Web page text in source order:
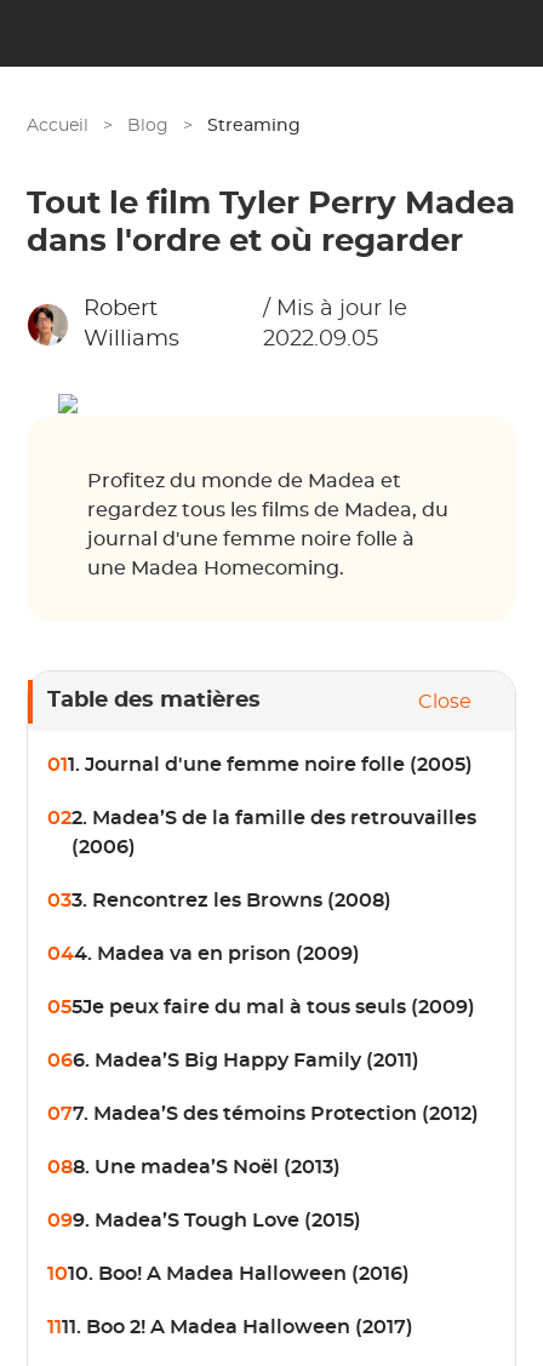
Accueil > Blog > Streaming
Tout le film Tyler Perry Madea
dans l'ordre et où regarder
Robert
Williams
/ Mis à jour le
2022.09.05
Profitez du monde de Madea et
regardez tous les films de Madea, du
journal d'une femme noire folle à
une Madea Homecoming.
Table des matières Close
011. Journal d'une femme noire folle (2005)
022. Madea’S de la famille des retrouvailles
(2006)
033. Rencontrez les Browns (2008)
044. Madea va en prison (2009)
055Je peux faire du mal à tous seuls (2009)
066. Madea’S Big Happy Family (2011)
077. Madea’S des témoins Protection (2012)
088. Une madea’S Noël (2013)
099. Madea’S Tough Love (2015)
1010. Boo! A Madea Halloween (2016)
1111. Boo 2! A Madea Halloween (2017)